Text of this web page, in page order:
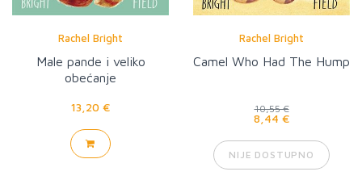
Rachel Bright
Male pande i veliko
obećanje
13,20 €
Rachel Bright
Camel Who Had The Hump
10,55 €
8,44 €
NIJE DOSTUPNO